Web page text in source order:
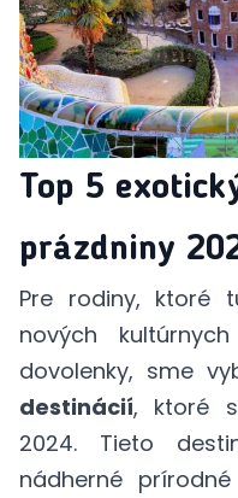
Top 5
prázdniny
Pre rodiny, ktoré
nových
dovolenky, sme
destinácií, ktoré
2024. Tieto
nádherné